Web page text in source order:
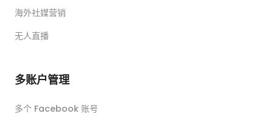
海外社媒营销
无人直播
多账户管理
多个 Facebook 账号